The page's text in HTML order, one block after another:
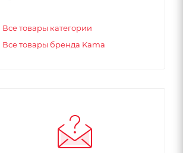
Все товары категории
Все товары бренда Kama